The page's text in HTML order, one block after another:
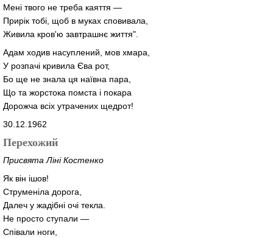
Мені твого не треба каяття —
Прирік тобі, щоб в муках сповивала,
Живила кров'ю завтрашнє життя".
Адам ходив насуплений, мов хмара,
У розпачі кривила Єва рот,
Бо ще не знала ця наївна пара,
Що та жорстока помста і покара
Дорожча всіх утрачених щедрот!
30.12.1962
Перехожий
Присвята Ліні Костенко
Як він ішов!
Струменіла дорога,
Далеч у жадібні очі текла.
Не просто ступали —
Співали ноги,